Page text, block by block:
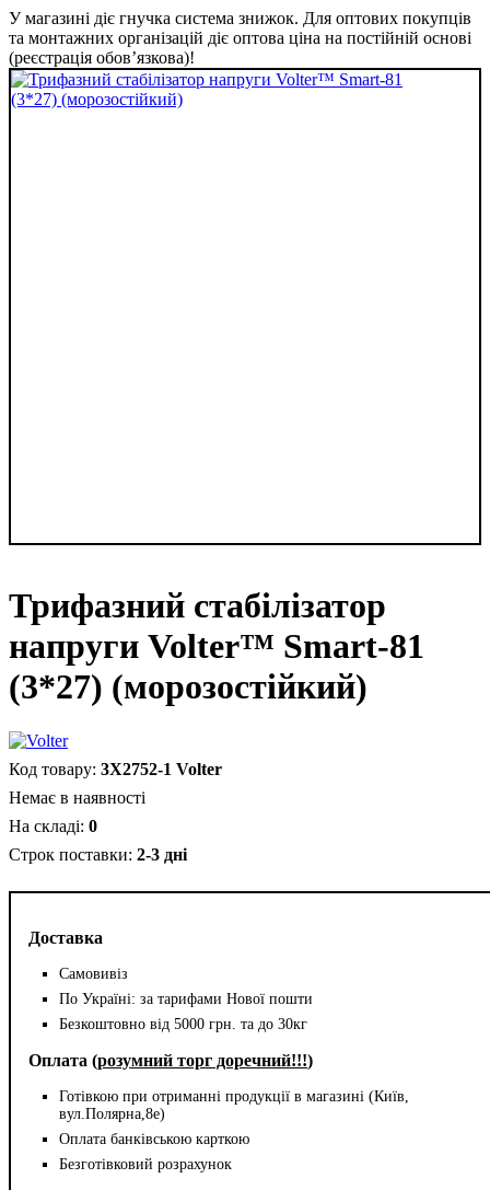
У магазині діє гнучка система знижок. Для оптових покупців
та монтажних організацій діє оптова ціна на постійній основі
(реєстрація обов’язкова)!
Трифазний стабілізатор
напруги Volter™ Smart-81
(3*27) (морозостійкий)
Доставка
Самовивіз
По Україні: за тарифами Нової пошти
Безкоштовно від 5000 грн. та до 30кг
Оплата (розумний торг доречний!!!)
Готівкою при отриманні продукції в магазині (Київ,
вул.Полярна,8е)
Оплата банківською карткою
Безготівковий розрахунок
3X2752-1 Volter
Немає в наявності
0
2-3 дні